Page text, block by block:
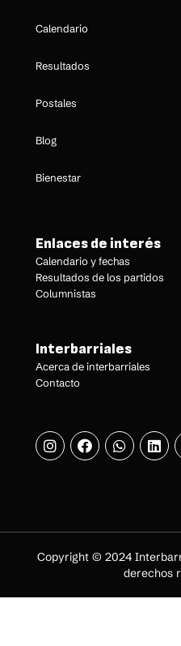
Calendario
Resultados
Postales
Blog
Bienestar
Enlaces de interés
Calendario y fechas
Resultados de los partidos
Columnistas
Interbarriales
Acerca de interbarriales
Contacto
Copyright © 2024
derechos